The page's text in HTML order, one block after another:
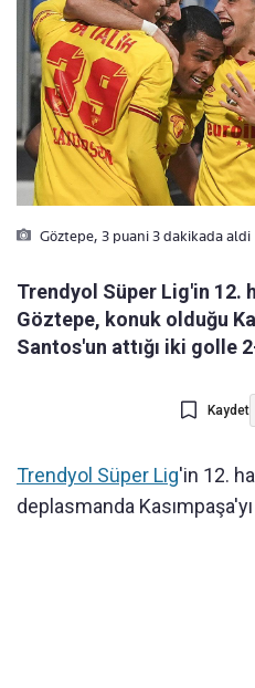
Göztepe, 3 puani 3 dakikada aldi
Trendyol Süper Lig'in 12.
Göztepe, konuk olduğu
Santos'un attığı iki golle
Kaydet
Trendyol Süper Lig'in 12.
deplasmanda